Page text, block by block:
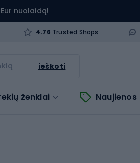
nuolaidą!
4.76 Trusted Shops
ieškoti
ženklai Naujienos